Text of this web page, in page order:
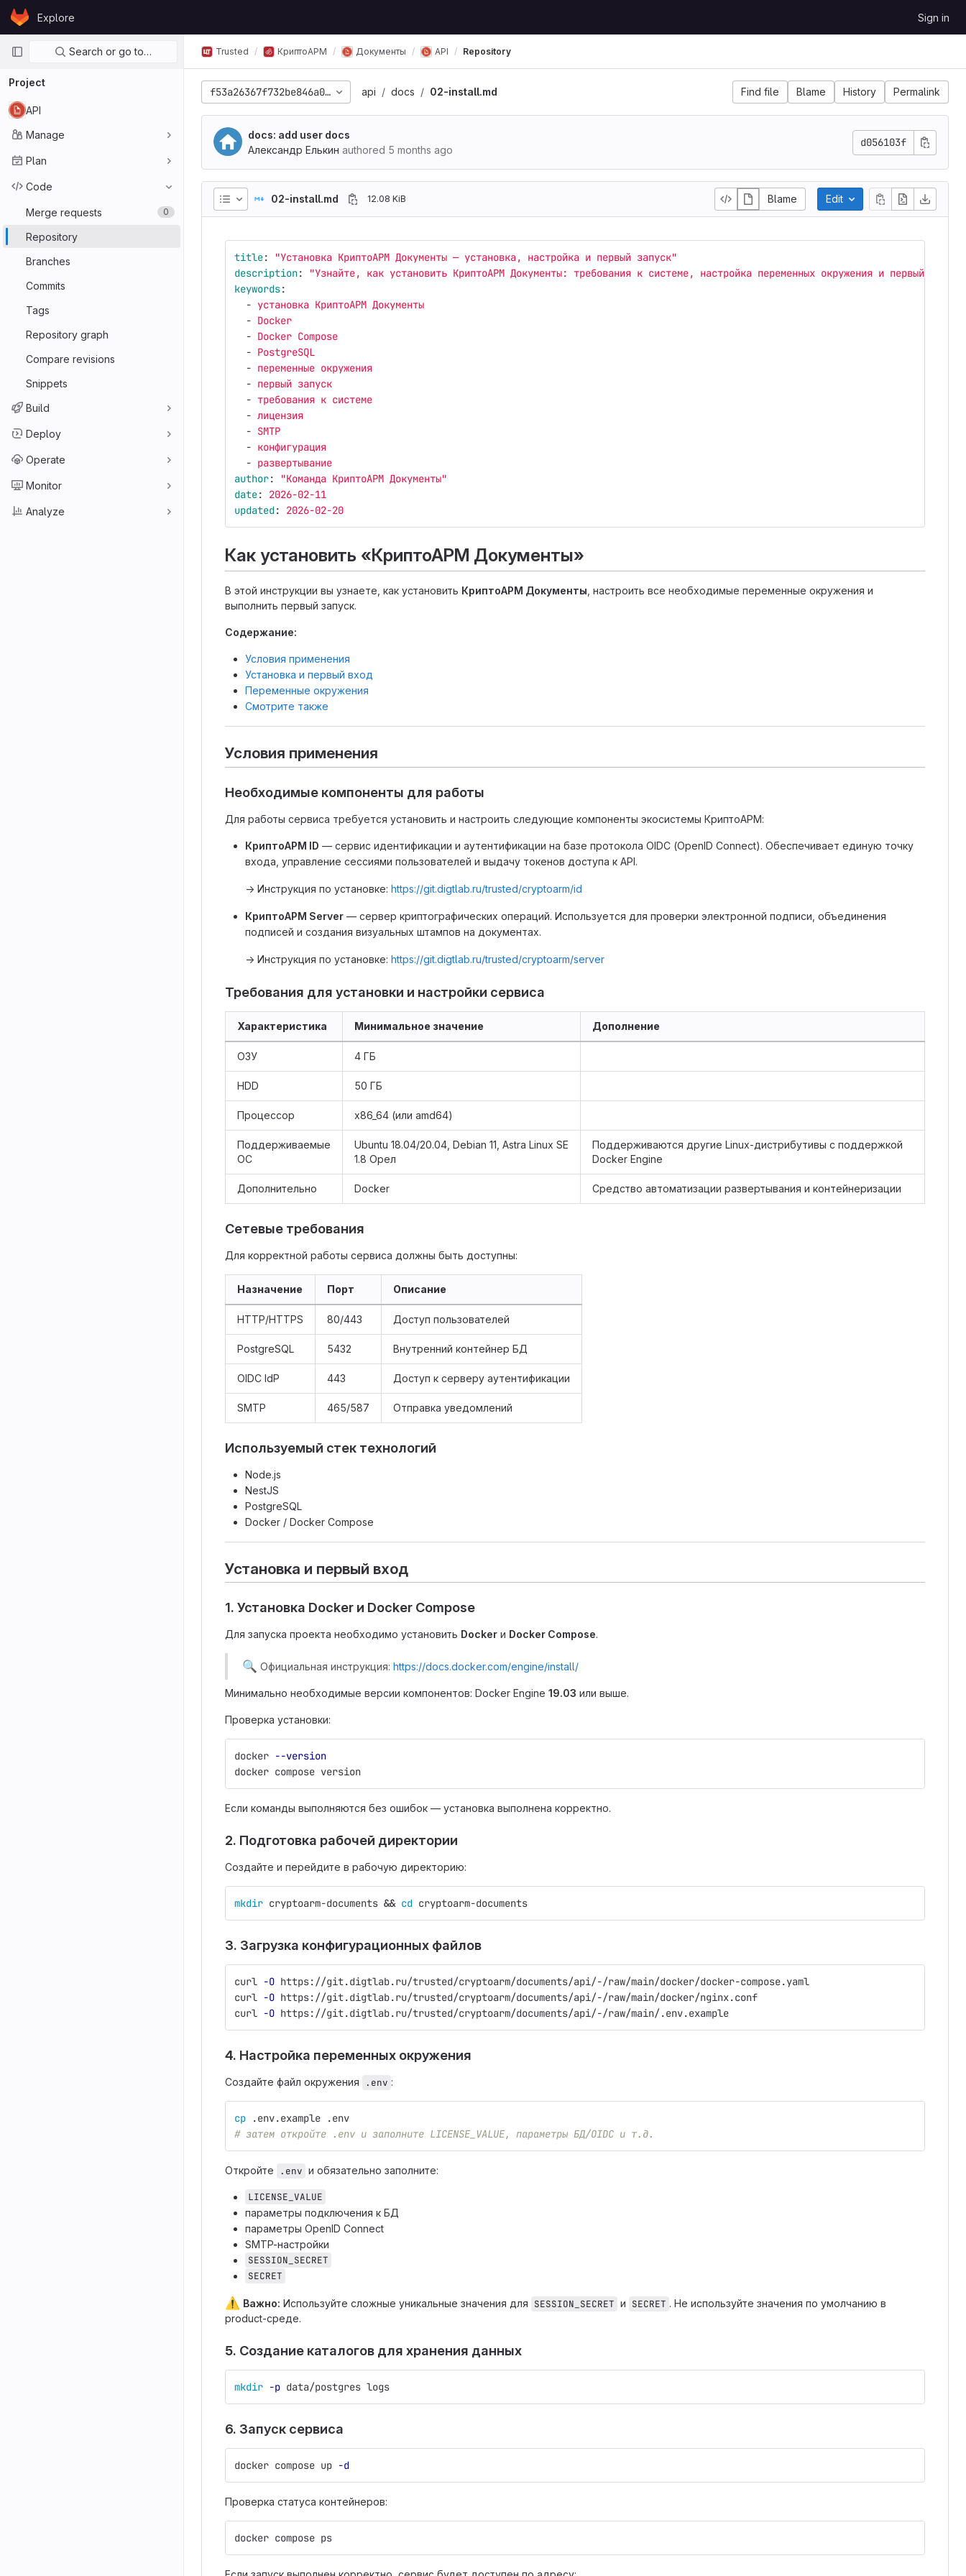
Skip to content
GitLabExplore Sign in
Primary navigation
Search or go to…
Project
API
Manage
Plan
Code
Merge requests 0
Repository
Branches
Commits
Tags
Repository graph
Compare revisions
Snippets
Build
Deploy
Operate
Monitor
Analyze
Trusted КриптоАРМ Документы API Repository
f53a26367f732be846a081119186ae2e577d592f
api docs 02-install.md Find file Blame History Permalink
docs: add user docs
Александр Елькин authored 5 months ago
d056103f
02-install.md 12.08 KiB Blame Edit
title: "Установка КриптоАРМ Документы — установка, настройка и первый запуск"
description: "Узнайте, как установить КриптоАРМ Документы: требования к системе, настройка переменных окружения и первый
keywords:
- установка КриптоАРМ Документы
- Docker
- Docker Compose
- PostgreSQL
- переменные окружения
- первый запуск
- требования к системе
- лицензия
- SMTP
- конфигурация
- развертывание
author: "Команда КриптоАРМ Документы"
date:
2026-02-11
updated: 2026-02-20
Как установить «КриптоАРМ Документы»
В этой инструкции вы узнаете, как установить КриптоАРМ Документы , настроить все необходимые переменные окружения и
выполнить первый запуск.
Содержание:
Условия применения
Установка и первый вход
Переменные окружения
Смотрите также
Условия применения
Необходимые компоненты для работы
Для работы сервиса требуется установить и настроить следующие компоненты экосистемы КриптоАРМ:
КриптоАРМ ID — сервис идентификации и аутентификации на базе протокола OIDC (OpenID Connect). Обеспечивает единую точку
входа, управление сессиями пользователей и выдачу токенов доступа к API.
→ Инструкция по установке: https://git.digtlab.ru/trusted/cryptoarm/id
КриптоАРМ Server — сервер криптографических операций. Используется для проверки электронной подписи, объединения
подписей и создания визуальных штампов на документах.
→ Инструкция по установке: https://git.digtlab.ru/trusted/cryptoarm/server
Требования для установки и настройки сервиса
Характеристика Минимальное значение Дополнение
ОЗУ 4 ГБ
HDD 50 ГБ
Процессор x86_64 (или amd64)
Поддерживаемые
ОС
Ubuntu 18.04/20.04, Debian 11, Astra Linux SE
1.8 Орел
Поддерживаются другие Linux-дистрибутивы с поддержкой
Docker Engine
Дополнительно Docker Средство автоматизации развертывания и контейнеризации
Сетевые требования
Для корректной работы сервиса должны быть доступны:
Назначение Порт Описание
HTTP/HTTPS 80/443 Доступ пользователей
PostgreSQL 5432 Внутренний контейнер БД
OIDC IdP 443 Доступ к серверу аутентификации
SMTP 465/587 Отправка уведомлений
Используемый стек технологий
Node.js
NestJS
PostgreSQL
Docker / Docker Compose
Установка и первый вход
1. Установка Docker и Docker Compose
Для запуска проекта необходимо установить Docker и Docker Compose.
🔍 Официальная инструкция: https://docs.docker.com/engine/install/
Минимально необходимые версии компонентов: Docker Engine 19.03 или выше.
Проверка установки:
docker --version
docker compose version
Если команды выполняются без ошибок — установка выполнена корректно.
2. Подготовка рабочей директории
Создайте и перейдите в рабочую директорию:
mkdir cryptoarm-documents && cd cryptoarm-documents
3. Загрузка конфигурационных файлов
curl -O https://git.digtlab.ru/trusted/cryptoarm/documents/api/-/raw/main/docker/docker-compose.yaml
curl -O https://git.digtlab.ru/trusted/cryptoarm/documents/api/-/raw/main/docker/nginx.conf
curl -O https://git.digtlab.ru/trusted/cryptoarm/documents/api/-/raw/main/.env.example
4. Настройка переменных окружения
Создайте файл окружения .env :
cp .env.example .env
# затем откройте .env и заполните LICENSE_VALUE, параметры БД/OIDC и т.д.
Откройте .env и обязательно заполните:
LICENSE_VALUE
параметры подключения к БД
параметры OpenID Connect
SMTP-настройки
SESSION_SECRET
SECRET
⚠ Важно: Используйте сложные уникальные значения для SESSION_SECRET и SECRET . Не используйте значения по умолчанию в
product-среде.
5. Создание каталогов для хранения данных
mkdir -p data/postgres logs
6. Запуск сервиса
docker compose up -d
Проверка статуса контейнеров:
docker compose ps